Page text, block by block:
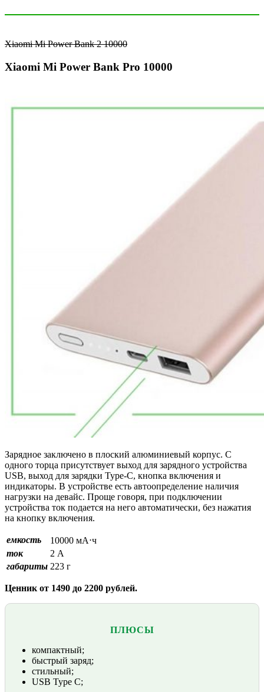
Xiaomi Mi Power Bank 2 10000
Xiaomi Mi Power Bank Pro 10000
Зарядное заключено в плоский алюминиевый корпус. С
одного торца присутствует выход для зарядного устройства
USB, выход для зарядки Type-C, кнопка включения и
индикаторы. В устройстве есть автоопределение наличия
нагрузки на девайс. Проще говоря, при подключении
устройства ток подается на него автоматически, без нажатия
на кнопку включения.
емкость
10000 мА⋅ч
ток
2 А
габариты 223 г
Ценник от 1490 до 2200 рублей.
ПЛЮСЫ
компактный;
быстрый заряд;
стильный;
USB Type C;